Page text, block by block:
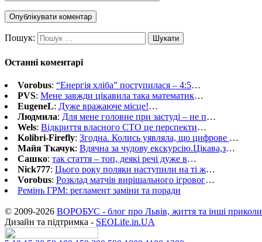
Пошук:
Останні коментарі
Vorobus: “Енергія хліба” поступилася – 4:5…
PVS: Мене завжди цікавила така математик…
EugeneL: Дуже вражаюче місце!…
Людмила: Для мене головне при застуді – не п…
Wels: Відкриття власного СТО це перспекти…
Kolibri-Firefly: Згодна. Колись уявляла, що цифрове …
Майя Ткачук: Вдячна за чудову екскурсію.Цікава,з…
Сашко: так стаття – топ, деякі речі дуже в…
Nick777: Цього року поляки наступили на ті ж…
Vorobus: Розклад матчів вирішального ігровог…
Ремінь ГРМ: регламент заміни та поради
© 2009-2026 ВОРОБУС - блог про Львів, життя та інші приколи
Дизайн та підтримка - SEOLife.in.UA